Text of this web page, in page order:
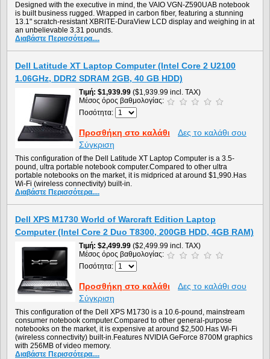
Designed with the executive in mind, the VAIO VGN-Z590UAB notebook
is built business rugged. Wrapped in carbon fiber, featuring a stunning
13.1" scratch-resistant XBRITE-DuraView LCD display and weighing in at
an unbelievable 3.31 pounds.
Διαβάστε Περισσότερα....
Dell Latitude XT Laptop Computer (Intel Core 2 U2100
1.06GHz, DDR2 SDRAM 2GB, 40 GB HDD)
Τιμή $1,939.99 ($1,939.99 incl. TAX)
Μέσος όρος βαθμολογίας:
Ποσότητα:
Προσθήκη στο καλάθι
Δες το καλάθι σου
Σύγκριση
This configuration of the Dell Latitude XT Laptop Computer is a 3.5-
pound, ultra portable notebook computer.Compared to other ultra
portable notebooks on the market, it is midpriced at around $1,990.Has
Wi-Fi (wireless connectivity) built-in.
Διαβάστε Περισσότερα....
Dell XPS M1730 World of Warcraft Edition Laptop
Computer (Intel Core 2 Duo T8300, 200GB HDD, 4GB RAM)
Τιμή $2,499.99 ($2,499.99 incl. TAX)
Μέσος όρος βαθμολογίας:
Ποσότητα:
Προσθήκη στο καλάθι
Δες το καλάθι σου
Σύγκριση
This configuration of the Dell XPS M1730 is a 10.6-pound, mainstream
consumer notebook computer.Compared to other general-purpose
notebooks on the market, it is expensive at around $2,500.Has Wi-Fi
(wireless connectivity) built-in.Features NVIDIA GeForce 8700M graphics
with 256MB of video memory.
Διαβάστε Περισσότερα....